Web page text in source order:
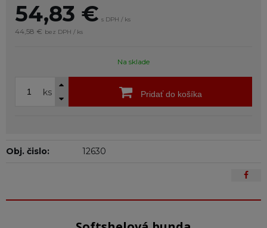
54,83 € s DPH / ks
44,58 € bez DPH / ks
Na sklade
ks Pridať do košíka
Obj. čislo: 12630